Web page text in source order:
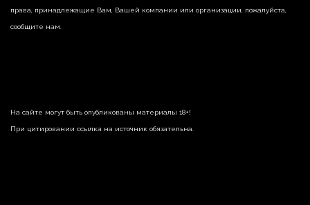
права, принадлежащие Вам, Вашей компании или организации, пожалуйста,
сообщите нам.
На сайте могут быть опубликованы материалы 18+!
При цитировании ссылка на источник обязательна.